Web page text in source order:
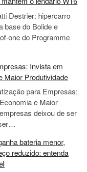
Destrier: hipercarro
base do Bolide e
one do Programme
Invista em
Maior Produtividade
para Empresas:
e Maior
deixou de ser
bateria menor,
reduzido: entenda